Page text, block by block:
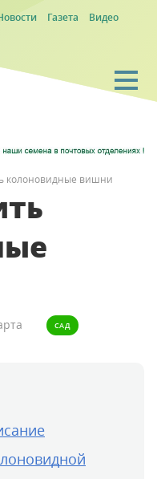
Газета
Видео
колоновидные вишни
САД